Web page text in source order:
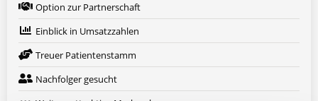
Option zur Partnerschaft
Einblick in Umsatzzahlen
Treuer Patientenstamm
Nachfolger gesucht